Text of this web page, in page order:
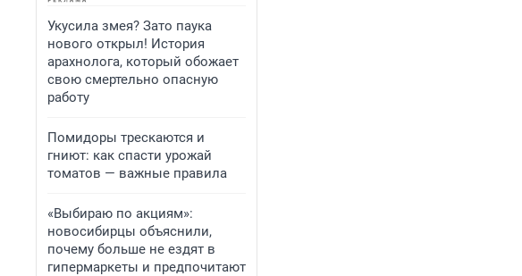
Укусила змея? Зато паука
нового открыл! История
арахнолога, который обожает
свою смертельно опасную
работу
Помидоры трескаются и
гниют: как спасти урожай
томатов — важные правила
«Выбираю по акциям»:
новосибирцы объяснили,
почему больше не ездят в
гипермаркеты и предпочитают